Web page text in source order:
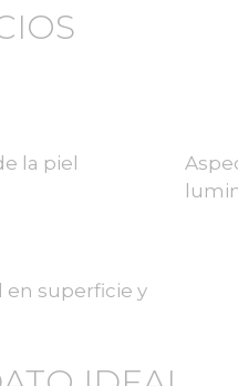
la piel
en superficie y